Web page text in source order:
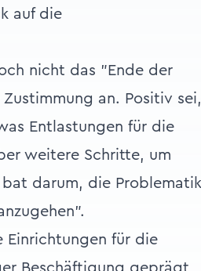
auf die
nicht das "Ende der
an. Positiv sei,
Entlastungen für die
weitere Schritte, um
darum, die Problematik
Einrichtungen für die
Beschäftigung geprägt